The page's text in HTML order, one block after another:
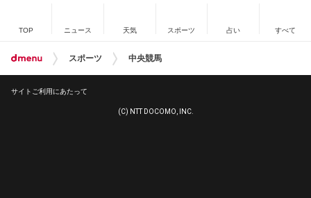
TOP ニュース 天気 スポーツ 占い すべて
スポーツ 中央競馬
サイトご利用にあたって
(C) NTT DOCOMO, INC.